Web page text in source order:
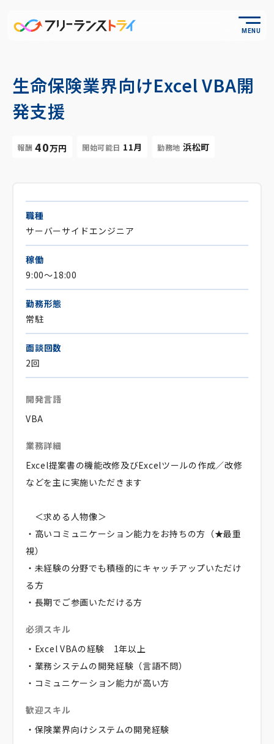
MENU
生命保険業界向けExcel VBA開
発支援
報酬 40万円 開始可能日 11月 勤務地 浜松町
職種
サーバーサイドエンジニア
稼働
9:00～18:00
勤務形態
常駐
面談回数
2回
開発言語
VBA
業務詳細
Excel提案書の機能改修及びExcelツールの作成／改修
などを主に実施いただきます
＜求める人物像＞
・高いコミュニケーション能力をお持ちの方（★最重
視）
・未経験の分野でも積極的にキャッチアップいただけ
る方
・長期でご参画いただける方
必須スキル
・Excel VBAの経験 1年以上
・業務システムの開発経験（言語不問）
・コミュニケーション能力が高い方
歓迎スキル
・保険業界向けシステムの開発経験